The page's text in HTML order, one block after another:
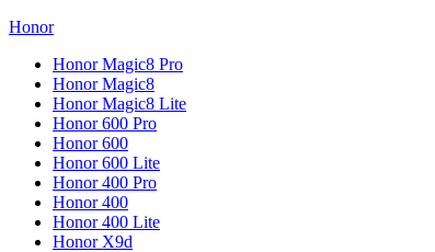
Honor
Honor Magic8 Pro
Honor Magic8
Honor Magic8 Lite
Honor 600 Pro
Honor 600
Honor 600 Lite
Honor 400 Pro
Honor 400
Honor 400 Lite
Honor X9d